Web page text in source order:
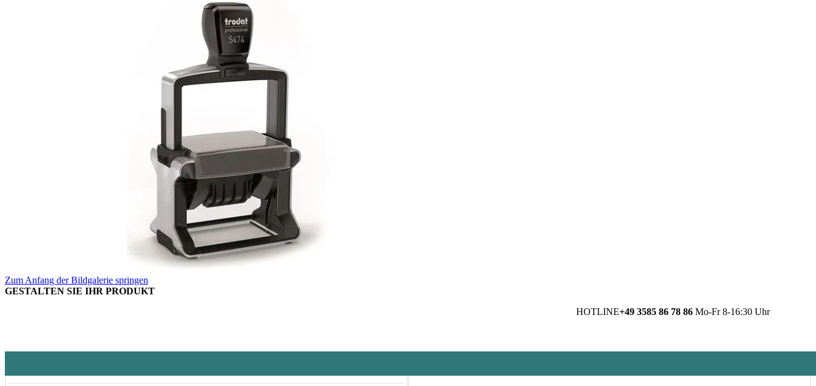
Zum Anfang der Bildgalerie springen
GESTALTEN SIE IHR PRODUKT
HOTLINE+49 3585 86 78 86 Mo-Fr 8-16:30 Uhr